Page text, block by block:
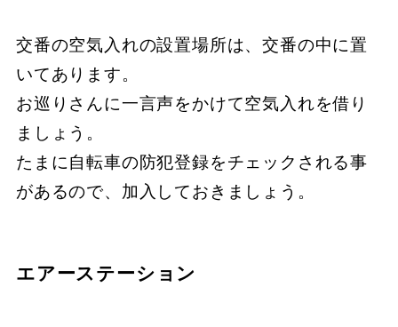
交番の空気入れの設置場所は、交番の中に置
いてあります。
お巡りさんに一言声をかけて空気入れを借り
ましょう。
たまに自転車の防犯登録をチェックされる事
があるので、加入しておきましょう。
エアーステーション